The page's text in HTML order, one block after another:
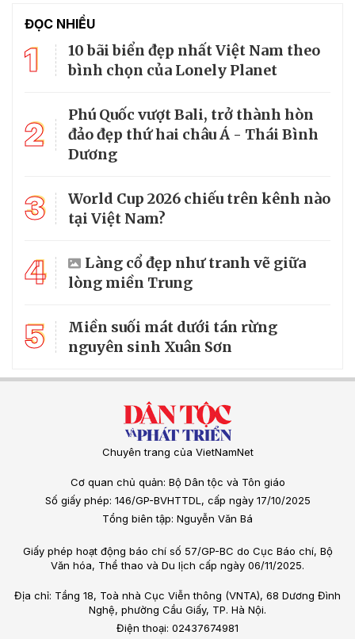
ĐỌC NHIỀU
1
10 bãi biển đẹp nhất Việt Nam theo
bình chọn của Lonely Planet
2
Phú Quốc vượt Bali, trở thành hòn
đảo đẹp thứ hai châu Á - Thái Bình
Dương
3
World Cup 2026 chiếu trên kênh nào
tại Việt Nam?
4
Làng cổ đẹp như tranh vẽ giữa
lòng miền Trung
5
Miền suối mát dưới tán rừng
nguyên sinh Xuân Sơn
Chuyên trang của VietNamNet
Cơ quan chủ quản: Bộ Dân tộc và Tôn giáo
Số giấy phép: 146/GP-BVHTTDL, cấp ngày 17/10/2025
Tổng biên tập: Nguyễn Văn Bá
Giấy phép hoạt động báo chí số 57/GP-BC do Cục Báo chí, Bộ
Văn hóa, Thể thao và Du lịch cấp ngày 06/11/2025.
Địa chỉ: Tầng 18, Toà nhà Cục Viễn thông (VNTA), 68 Dương Đình
Nghệ, phường Cầu Giấy, TP. Hà Nội.
Điện thoại: 02437674981